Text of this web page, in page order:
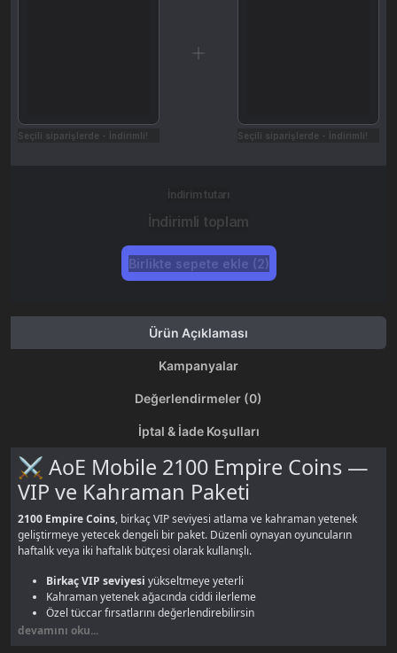
Seçili siparişlerde - İndirimli! Seçili siparişlerde - İndirimli!
İndirim tutarı
İndirimli toplam
Birlikte sepete ekle (2)
Ürün Açıklaması
Kampanyalar
Değerlendirmeler (0)
İptal & İade Koşulları
⚔️ AoE Mobile 2100 Empire Coins —
VIP ve Kahraman Paketi
2100 Empire Coins, birkaç VIP seviyesi atlama ve kahraman yetenek
geliştirmeye yetecek dengeli bir paket. Düzenli oynayan oyuncuların
haftalık veya iki haftalık bütçesi olarak kullanışlı.
Birkaç VIP seviyesi yükseltmeye yeterli
Kahraman yetenek ağacında ciddi ilerleme
Özel tüccar fırsatlarını değerlendirebilirsin
400 EC'ye göre daha iyi birim fiyat avantajı
devamını oku...